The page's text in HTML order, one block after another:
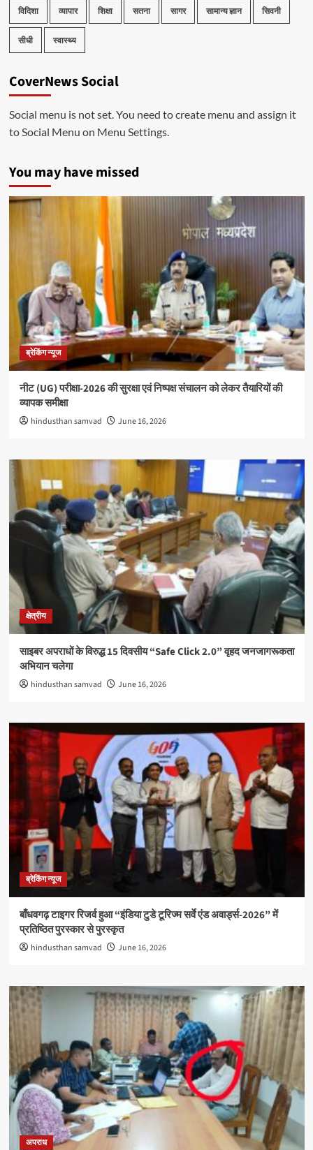
विदिशा व्यापार शिक्षा सतना सागर सामान्य ज्ञान सिवनी
सीधी स्वास्थ्य
CoverNews Social
Social menu is not set. You need to create menu and assign it
to Social Menu on Menu Settings.
You may have missed
ब्रेकिंग न्यूज
नीट (UG) परीक्षा-2026 की सुरक्षा एवं निष्पक्ष संचालन को लेकर तैयारियों की
व्यापक समीक्षा
hindusthan samvad June 16, 2026
क्षेत्रीय
साइबर अपराधों के विरुद्ध 15 दिवसीय “Safe Click 2.0” वृहद जनजागरूकता
अभियान चलेगा
hindusthan samvad June 16, 2026
ब्रेकिंग न्यूज
बाँधवगढ़ टाइगर रिजर्व हुआ “इंडिया टुडे टूरिज्म सर्वे एंड अवार्ड्स-2026” में
प्रतिष्ठित पुरस्कार से पुरस्कृत
hindusthan samvad June 16, 2026
अपराध